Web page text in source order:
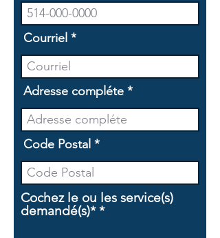
Courriel
Adresse compléte
Code Postal
Cochez le ou les service(s)
demandé(s)* *O